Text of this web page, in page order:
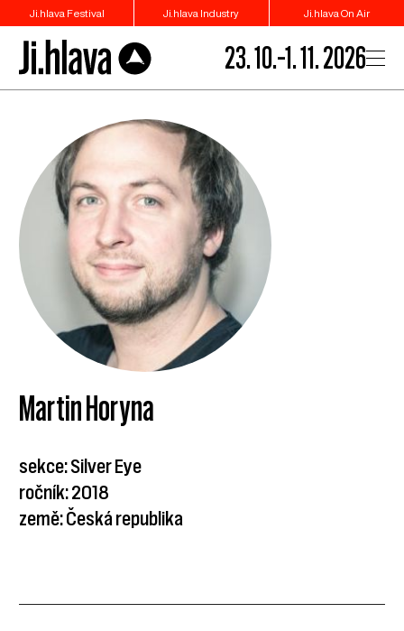
Ji.hlava Festival Ji.hlava Industry Ji.hlava On Air
23. 10.–1. 11. 2026
Martin Horyna
sekce: Silver Eye
ročník: 2018
země: Česká republika